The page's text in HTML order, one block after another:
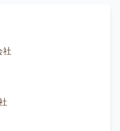
社